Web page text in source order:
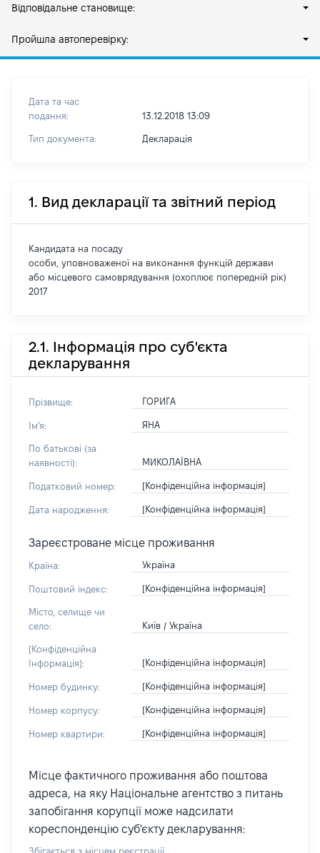
Відповідальне становище:
Пройшла автоперевірку:
Дата та час
подання:
13.12.2018 13:09
Тип документа: Декларація
1. Вид декларації та звітний період
Кандидата на посаду
особи, уповноваженої на виконання функцій держави
або місцевого самоврядування (охоплює попередній рік)
2017
2.1. Інформація про суб'єкта
декларування
Прізвище: ГОРИГА
Ім'я: ЯНА
По батькові (за
наявності):
МИКОЛАЇВНА
Податковий номер: [Конфіденційна інформація]
Дата народження: [Конфіденційна інформація]
Зареєстроване місце проживання
Країна: Україна
Поштовий індекс: [Конфіденційна інформація]
Місто, селище чи
село:
Київ / Україна
[Конфіденційна
Інформація]:
[Конфіденційна інформація]
Номер будинку: [Конфіденційна інформація]
Номер корпусу: [Конфіденційна інформація]
Номер квартири: [Конфіденційна інформація]
Місце фактичного проживання або поштова
адреса, на яку Національне агентство з питань
запобігання корупції може надсилати
кореспонденцію суб'єкту декларування:
Збігається з місцем реєстрації